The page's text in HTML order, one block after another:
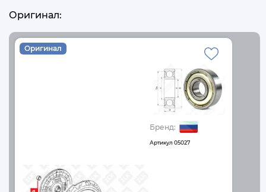
Оригинал:
Оригинал
Бренд:
Артикул 05027